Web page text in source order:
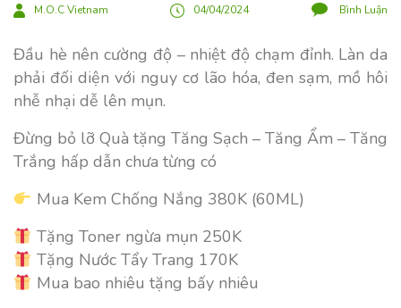
M.O.C Vietnam 04/04/2024 Bình Luận
Đầu hè nên cường độ – nhiệt độ chạm đỉnh. Làn da
phải đối diện với nguy cơ lão hóa, đen sạm, mồ hôi
nhễ nhại dễ lên mụn.
Đừng bỏ lỡ Quà tặng Tăng Sạch – Tăng Ẩm – Tăng
Trắng hấp dẫn chưa từng có
Mua Kem Chống Nắng 380K (60ML)
Tặng Toner ngừa mụn 250K
Tặng Nước Tẩy Trang 170K
Mua bao nhiêu tặng bấy nhiêu